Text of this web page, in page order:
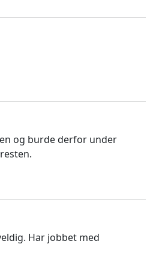
og burde derfor under
Har jobbet med